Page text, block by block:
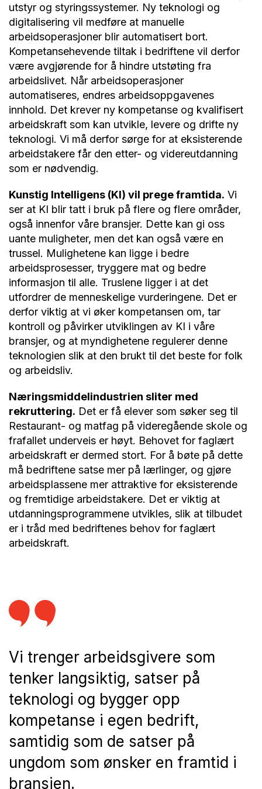
utstyr og styringssystemer. Ny teknologi og
digitalisering vil medføre at manuelle
arbeidsoperasjoner blir automatisert bort.
Kompetansehevende tiltak i bedriftene vil derfor
være avgjørende for å hindre utstøting fra
arbeidslivet. Når arbeidsoperasjoner
automatiseres, endres arbeidsoppgavenes
innhold. Det krever ny kompetanse og kvalifisert
arbeidskraft som kan utvikle, levere og drifte ny
teknologi. Vi må derfor sørge for at eksisterende
arbeidstakere får den etter- og videreutdanning
som er nødvendig.
Kunstig Intelligens (KI) vil prege framtida. Vi
ser at KI blir tatt i bruk på flere og flere områder,
også innenfor våre bransjer. Dette kan gi oss
uante muligheter, men det kan også være en
trussel. Mulighetene kan ligge i bedre
arbeidsprosesser, tryggere mat og bedre
informasjon til alle. Truslene ligger i at det
utfordrer de menneskelige vurderingene. Det er
derfor viktig at vi øker kompetansen om, tar
kontroll og påvirker utviklingen av KI i våre
bransjer, og at myndighetene regulerer denne
teknologien slik at den brukt til det beste for folk
og arbeidsliv.
Næringsmiddelindustrien sliter med
rekruttering. Det er få elever som søker seg til
Restaurant- og matfag på videregående skole og
frafallet underveis er høyt. Behovet for faglært
arbeidskraft er dermed stort. For å bøte på dette
må bedriftene satse mer på lærlinger, og gjøre
arbeidsplassene mer attraktive for eksisterende
og fremtidige arbeidstakere. Det er viktig at
utdanningsprogrammene utvikles, slik at tilbudet
er i tråd med bedriftenes behov for faglært
arbeidskraft.
Vi trenger arbeidsgivere som
tenker langsiktig, satser på
teknologi og bygger opp
kompetanse i egen bedrift,
samtidig som de satser på
ungdom som ønsker en framtid i
bransjen.